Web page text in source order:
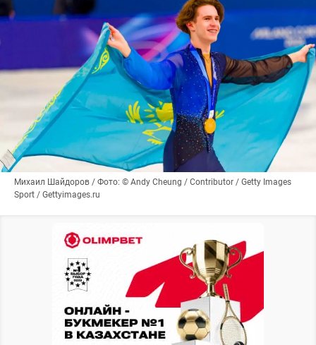
Михаил Шайдоров / Фото: © Andy Cheung / Contributor / Getty Images
Sport / Gettyimages.ru